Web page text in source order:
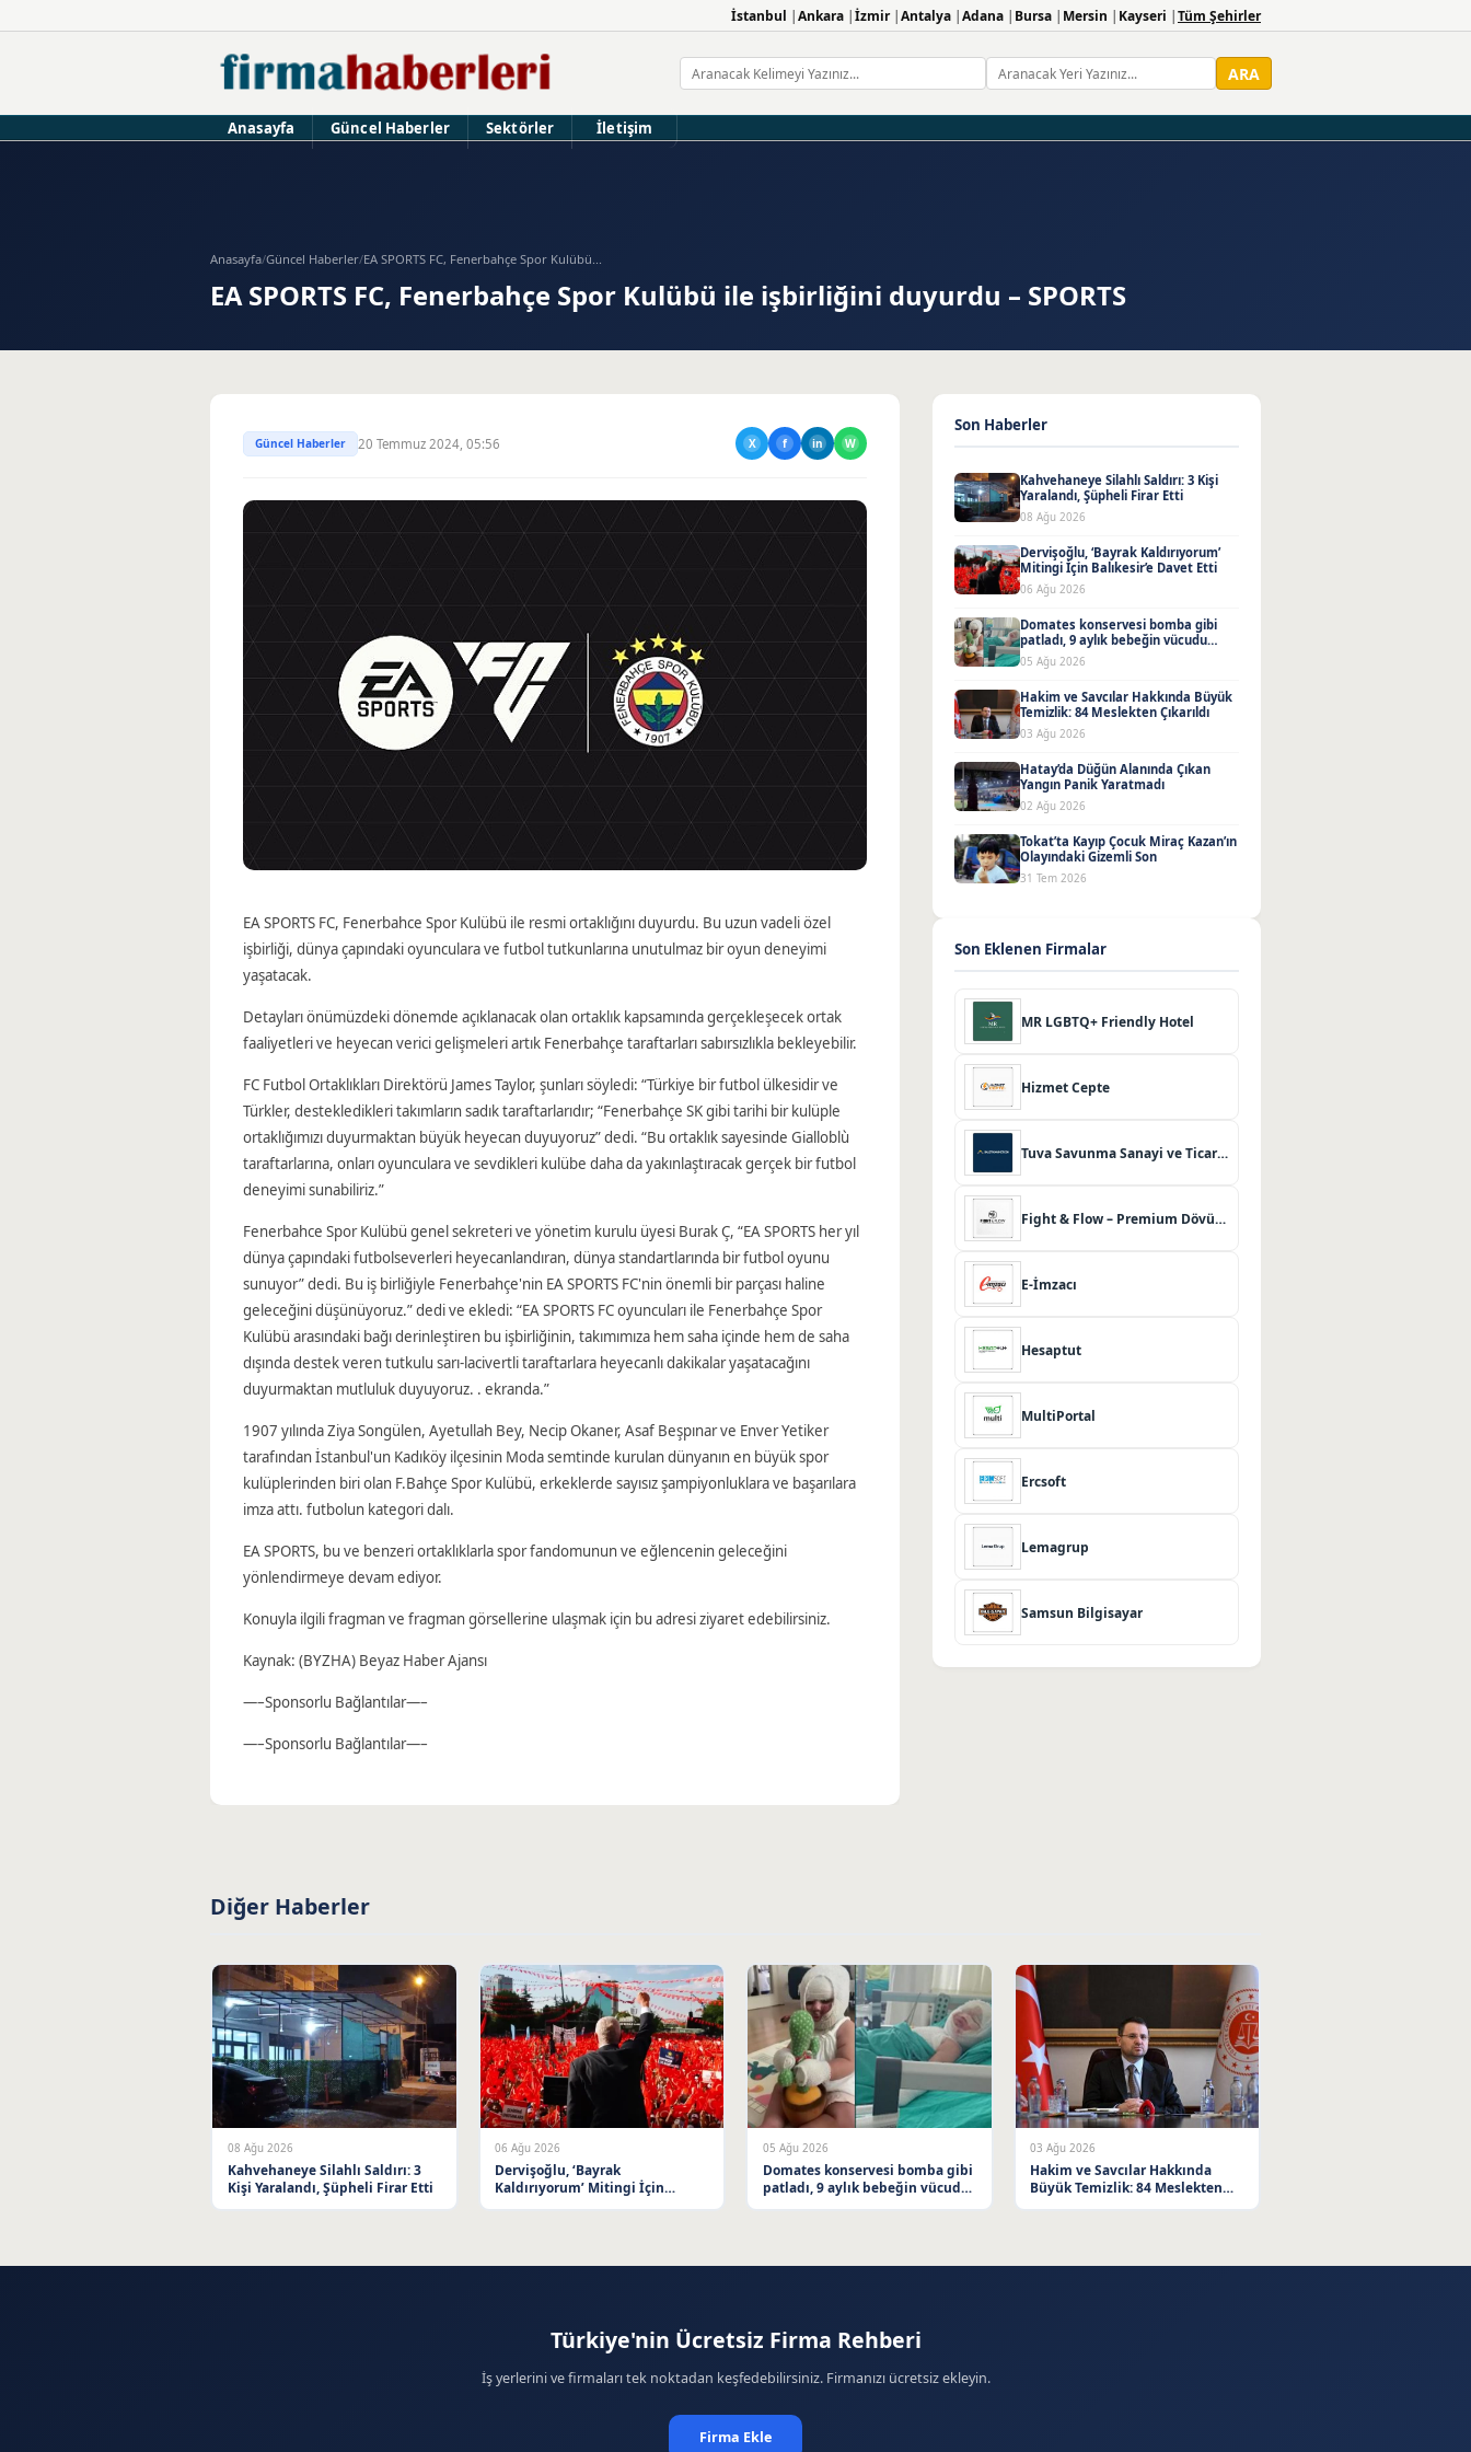
İstanbul Ankara İzmir Antalya Adana Bursa Mersin Kayseri Tüm Şehirler
ARA
Anasayfa Güncel Haberler Sektörler İletişim
Anasayfa/Güncel Haberler/EA SPORTS FC, Fenerbahçe Spor Kulübü...
EA SPORTS FC, Fenerbahçe Spor Kulübü ile işbirliğini duyurdu – SPORTS
Güncel Haberler 20 Temmuz 2024, 05:56 X f in W
EA SPORTS FC, Fenerbahce Spor Kulübü ile resmi ortaklığını duyurdu. Bu uzun vadeli özel
işbirliği, dünya çapındaki oyunculara ve futbol tutkunlarına unutulmaz bir oyun deneyimi
yaşatacak.
Detayları önümüzdeki dönemde açıklanacak olan ortaklık kapsamında gerçekleşecek ortak
faaliyetleri ve heyecan verici gelişmeleri artık Fenerbahçe taraftarları sabırsızlıkla bekleyebilir.
FC Futbol Ortaklıkları Direktörü James Taylor, şunları söyledi: “Türkiye bir futbol ülkesidir ve
Türkler, destekledikleri takımların sadık taraftarlarıdır; “Fenerbahçe SK gibi tarihi bir kulüple
ortaklığımızı duyurmaktan büyük heyecan duyuyoruz” dedi. “Bu ortaklık sayesinde Gialloblù
taraftarlarına, onları oyunculara ve sevdikleri kulübe daha da yakınlaştıracak gerçek bir futbol
deneyimi sunabiliriz.”
Fenerbahce Spor Kulübü genel sekreteri ve yönetim kurulu üyesi Burak Ç, “EA SPORTS her yıl
dünya çapındaki futbolseverleri heyecanlandıran, dünya standartlarında bir futbol oyunu
sunuyor” dedi. Bu iş birliğiyle Fenerbahçe'nin EA SPORTS FC'nin önemli bir parçası haline
geleceğini düşünüyoruz.” dedi ve ekledi: “EA SPORTS FC oyuncuları ile Fenerbahçe Spor
Kulübü arasındaki bağı derinleştiren bu işbirliğinin, takımımıza hem saha içinde hem de saha
dışında destek veren tutkulu sarı-lacivertli taraftarlara heyecanlı dakikalar yaşatacağını
duyurmaktan mutluluk duyuyoruz. . ekranda.”
1907 yılında Ziya Songülen, Ayetullah Bey, Necip Okaner, Asaf Beşpınar ve Enver Yetiker
tarafından İstanbul'un Kadıköy ilçesinin Moda semtinde kurulan dünyanın en büyük spor
kulüplerinden biri olan F.Bahçe Spor Kulübü, erkeklerde sayısız şampiyonluklara ve başarılara
imza attı. futbolun kategori dalı.
EA SPORTS, bu ve benzeri ortaklıklarla spor fandomunun ve eğlencenin geleceğini
yönlendirmeye devam ediyor.
Konuyla ilgili fragman ve fragman görsellerine ulaşmak için bu adresi ziyaret edebilirsiniz.
Kaynak: (BYZHA) Beyaz Haber Ajansı
—–Sponsorlu Bağlantılar—–
—–Sponsorlu Bağlantılar—–
Son Haberler
Kahvehaneye Silahlı Saldırı: 3 Kişi
Yaralandı, Şüpheli Firar Etti
08 Ağu 2026
Dervişoğlu, ‘Bayrak Kaldırıyorum’
Mitingi İçin Balıkesir’e Davet Etti
06 Ağu 2026
Domates konservesi bomba gibi
patladı, 9 aylık bebeğin vücudu
yandı
05 Ağu 2026
Hakim ve Savcılar Hakkında Büyük
Temizlik: 84 Meslekten Çıkarıldı
03 Ağu 2026
Hatay’da Düğün Alanında Çıkan
Yangın Panik Yaratmadı
02 Ağu 2026
Tokat’ta Kayıp Çocuk Miraç Kazan’ın
Olayındaki Gizemli Son
31 Tem 2026
Son Eklenen Firmalar
MR LGBTQ+ Friendly Hotel
Hizmet Cepte
Tuva Savunma Sanayi ve Ticaret Limited Şirketi
Fight & Flow – Premium Dövüş Sanatları ve Pilates Merkezi
E-İmzacı
Hesaptut
MultiPortal
Ercsoft
Lemagrup
Samsun Bilgisayar
Diğer Haberler
08 Ağu 2026
Kahvehaneye Silahlı Saldırı: 3
Kişi Yaralandı, Şüpheli Firar Etti
06 Ağu 2026
Dervişoğlu, ‘Bayrak
Kaldırıyorum’ Mitingi İçin
05 Ağu 2026
Domates konservesi bomba gibi
patladı, 9 aylık bebeğin vücudu
03 Ağu 2026
Hakim ve Savcılar Hakkında
Büyük Temizlik: 84 Meslekten
Türkiye'nin Ücretsiz Firma Rehberi
İş yerlerini ve firmaları tek noktadan keşfedebilirsiniz. Firmanızı ücretsiz ekleyin.
Firma Ekle